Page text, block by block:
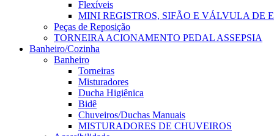
Flexíveis
MINI REGISTROS, SIFÃO E VÁLVULA DE
Peças de Reposição
TORNEIRA ACIONAMENTO PEDAL ASSEPSIA
Banheiro/Cozinha
Banheiro
Torneiras
Misturadores
Ducha Higiênica
Bidê
Chuveiros/Duchas Manuais
MISTURADORES DE CHUVEIROS